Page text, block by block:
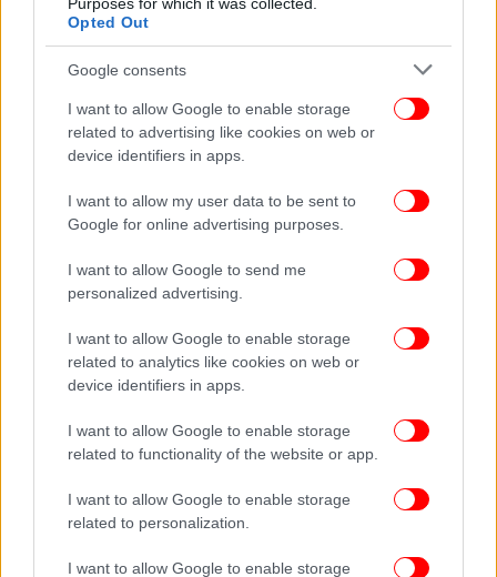
Opted Out
Google consents
I want to allow Google to enable storage
related to advertising like cookies on web or
device identifiers in apps.
I want to allow my user data to be sent to
Google for online advertising purposes.
I want to allow Google to send me
personalized advertising.
I want to allow Google to enable storage
related to analytics like cookies on web or
device identifiers in apps.
I want to allow Google to enable storage
related to functionality of the website or app.
I want to allow Google to enable storage
related to personalization.
I want to allow Google to enable storage
ΚΟΣΜΟΣ 10/09/2012 11:07
Πανικός σε Κωνσταντινούπολη και Μαρμαρά -
Φόβοι για μεγάλο σεισμό